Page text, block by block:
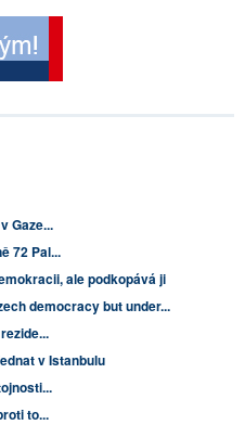
Gaze...
72 Pal...
ale podkopává ji
democracy but under...
v Istanbulu
to...